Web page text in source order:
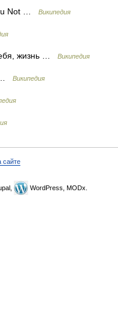
Not … Википедия
жизнь … Википедия
… Википедия
сайте
WordPress, MODx.